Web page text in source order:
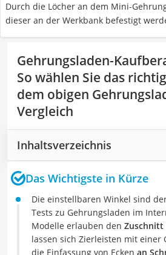
Durch die Löcher an dem Mini-
dieser an der Werkbank befestigt
Gehrungsladen-
So wählen Sie das
dem obigen
Vergleich
Inhaltsverzeichnis
Das Wichtigste in Kürze
Die einstellbaren Winkel sind
Tests zu Gehrungsladen im
Modelle erlauben den Zuschnitt
lassen sich Zierleisten mit einer
die Einfassung von Ecken an